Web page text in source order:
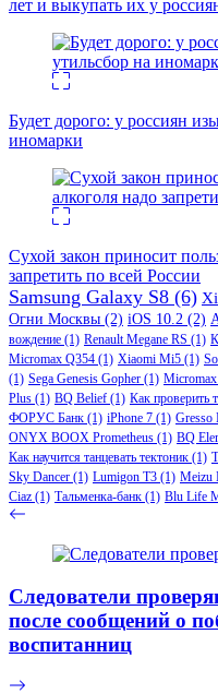
лет и выкупать их у
Будет дорого: у россиян
иномарки
Сухой закон приносит
запретить по всей России
Samsung Galaxy S8 (6)
Огни Москвы (2) iOS 10.2 (2)
вождение (1) Renault Megane RS (1)
Micromax Q354 (1) Xiaomi Mi5 (1)
(1) Sega Genesis Gopher (1)
Plus (1) BQ Belief (1) Как проверить
ФОРУС Банк (1) iPhone 7 (1) Gresso
ONYX BOOX Prometheus (1) BQ
Как научится танцевать тектоник (1)
Sky Dancer (1) Lumigon T3 (1) Meizu
Ciaz (1) Тальменка-банк (1) Blu Life
Следователи
после сообщений о
воспитанниц